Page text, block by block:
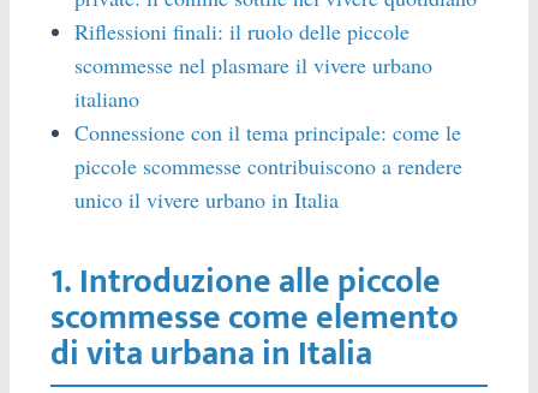
Riflessioni finali: il ruolo delle piccole
scommesse nel plasmare il vivere urbano
italiano
Connessione con il tema principale: come le
piccole scommesse contribuiscono a rendere
unico il vivere urbano in Italia
1. Introduzione alle piccole
scommesse come elemento
di vita urbana in Italia